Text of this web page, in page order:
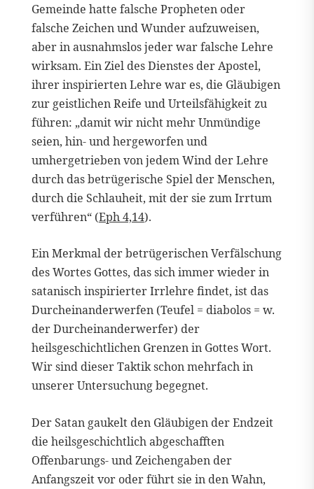
Gemeinde hatte falsche Propheten oder
falsche Zeichen und Wunder aufzuweisen,
aber in ausnahmslos jeder war falsche Lehre
wirksam. Ein Ziel des Dienstes der Apostel,
ihrer inspirierten Lehre war es, die Gläubigen
zur geistlichen Reife und Urteilsfähigkeit zu
führen: „damit wir nicht mehr Unmündige
seien, hin- und hergeworfen und
umhergetrieben von jedem Wind der Lehre
durch das betrügerische Spiel der Menschen,
durch die Schlauheit, mit der sie zum Irrtum
verführen“ (Eph 4,14).
Ein Merkmal der betrügerischen Verfälschung
des Wortes Gottes, das sich immer wieder in
satanisch inspirierter Irrlehre findet, ist das
Durcheinanderwerfen (Teufel = diabolos = w.
der Durcheinanderwerfer) der
heilsgeschichtlichen Grenzen in Gottes Wort.
Wir sind dieser Taktik schon mehrfach in
unserer Untersuchung begegnet.
Der Satan gaukelt den Gläubigen der Endzeit
die heilsgeschichtlich abgeschafften
Offenbarungs- und Zeichengaben der
Anfangszeit vor oder führt sie in den Wahn,